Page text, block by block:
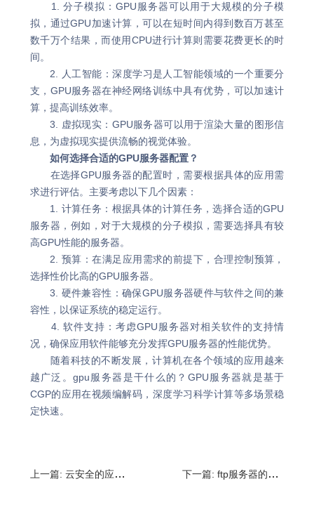
1. 分子模拟：GPU服务器可以用于大规模的分子模
拟，通过GPU加速计算，可以在短时间内得到数百万甚至
数千万个结果，而使用CPU进行计算则需要花费更长的时
间。
2. 人工智能：深度学习是人工智能领域的一个重要分
支，GPU服务器在神经网络训练中具有优势，可以加速计
算，提高训练效率。
3. 虚拟现实：GPU服务器可以用于渲染大量的图形信
息，为虚拟现实提供流畅的视觉体验。
如何选择合适的GPU服务器配置？
在选择GPU服务器的配置时，需要根据具体的应用需
求进行评估。主要考虑以下几个因素：
1. 计算任务：根据具体的计算任务，选择合适的GPU
服务器，例如，对于大规模的分子模拟，需要选择具有较
高GPU性能的服务器。
2. 预算：在满足应用需求的前提下，合理控制预算，
选择性价比高的GPU服务器。
3. 硬件兼容性：确保GPU服务器硬件与软件之间的兼
容性，以保证系统的稳定运行。
4. 软件支持：考虑GPU服务器对相关软件的支持情
况，确保应用软件能够充分发挥GPU服务器的性能优势。
随着科技的不断发展，计算机在各个领域的应用越来
越广泛。gpu服务器是干什么的？GPU服务器就是基于
CGP的应用在视频编解码，深度学习科学计算等多场景稳
定快速。
上一篇: 云安全的应用领域有哪些?什么是云安全技术 下一篇:ftp服务器的作用有哪些?ftp服务器指什么